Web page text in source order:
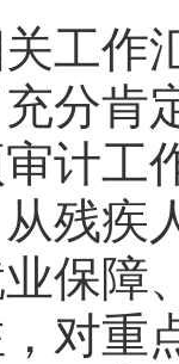
作汇
分肯
计工
残疾
保障
对重